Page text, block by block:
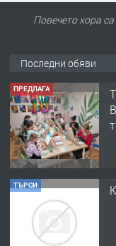
Повечето хора
Последни обяви
ПРЕДЛАГА
ТЪРСИ